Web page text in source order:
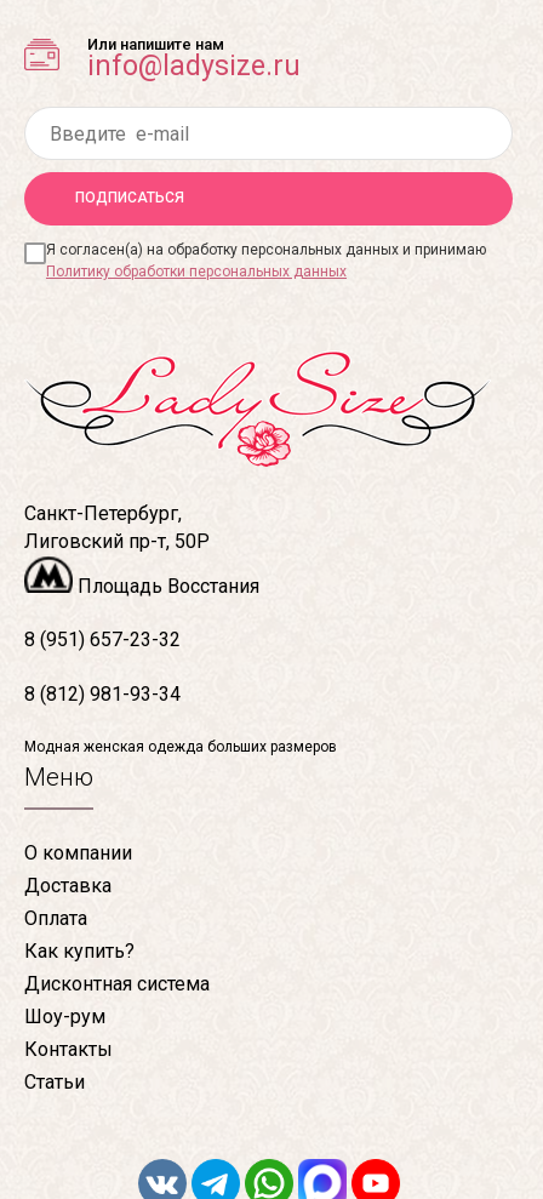
Или напишите нам
info@ladysize.ru
ПОДПИСАТЬСЯ
Я согласен(а) на обработку персональных данных и принимаю
Политику обработки персональных данных
Санкт-Петербург,
Лиговский пр-т, 50Р
Площадь Восстания
8 (951) 657-23-32
8 (812) 981-93-34
Модная женская одежда больших размеров
Меню
О компании
Доставка
Оплата
Как купить?
Дисконтная система
Шоу-рум
Контакты
Статьи